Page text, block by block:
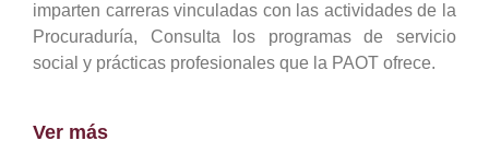
imparten carreras vinculadas con las actividades de la
Procuraduría, Consulta los programas de servicio
social y prácticas profesionales que la PAOT ofrece.
Ver más